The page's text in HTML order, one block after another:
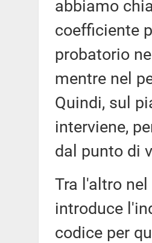
abbiamo
coefficiente
probatorio
mentre nel
Quindi, sul
interviene,
dal punto di
Tra l'altro
introduce
codice per